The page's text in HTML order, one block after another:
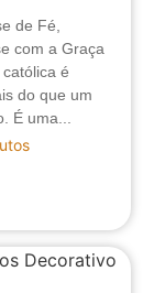
de Fé,
com a Graça
é
do que um
É uma...